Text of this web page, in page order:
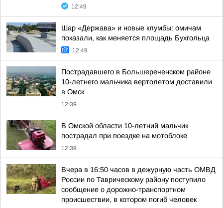
12:49
Шар «Держава» и новые клумбы: омичам
показали, как меняется площадь Бухгольца
12:49
Пострадавшего в Большереченском районе
10-летнего мальчика вертолетом доставили
в Омск
12:39
В Омской области 10-летний мальчик
пострадал при поездке на мотоблоке
12:39
Вчера в 16:50 часов в дежурную часть ОМВД
России по Таврическому району поступило
сообщение о дорожно-транспортном
происшествии, в котором погиб человек